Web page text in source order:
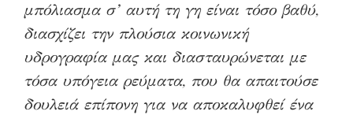
μπόλιασμα σ’ αυτή τη γη είναι τόσο βαθύ,
διασχίζει την πλούσια κοινωνική
υδρογραφία μας και διασταυρώνεται με
τόσα υπόγεια ρεύματα, που θα απαιτούσε
δουλειά επίπονη για να αποκαλυφθεί ένα